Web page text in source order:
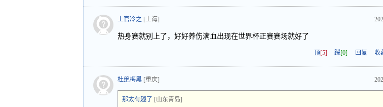
上官冷之 [上海]
热身赛就别上了，好好养伤满血出现在世界杯正赛赛场就好了
顶[5] 踩[0] 回复 收
杜绝梅黑 [重庆]
那太有趣了 [山东青岛]